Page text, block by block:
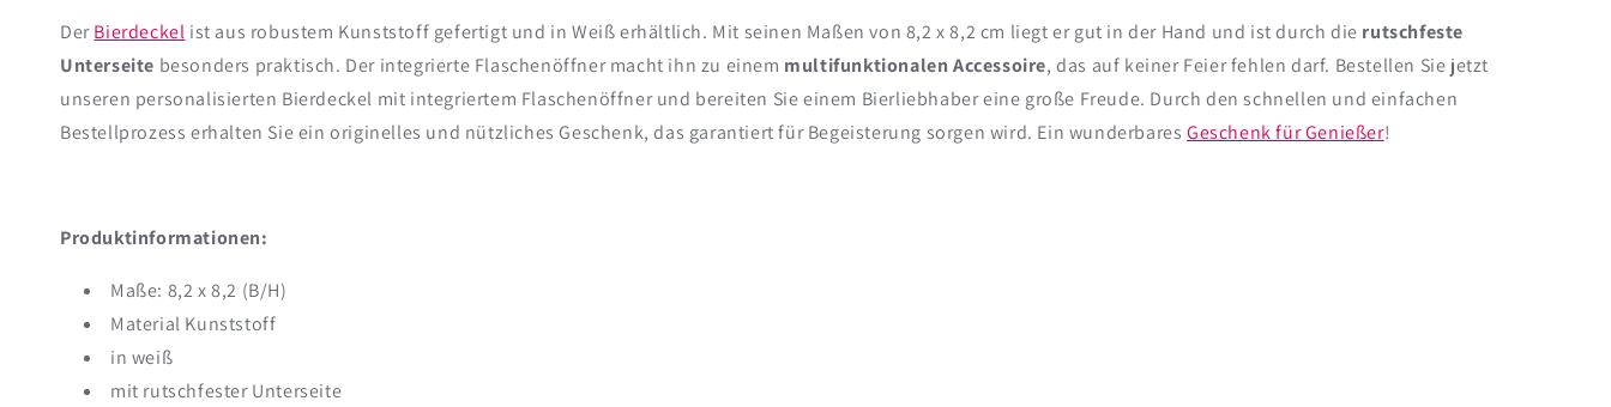
DerBierdeckel ist aus robustem Kunststoff gefertigt und in Weiß erhältlich. Mit seinen Maßen von 8,2 x 8,2 cm liegt er gut in der Hand und ist durch die rutschfeste
Unterseite besonders praktisch. Der integrierte Flaschenöffner macht ihn zu einem multifunktionalen Accessoire, das auf keiner Feier fehlen darf. Bestellen Sie jetzt
unseren personalisierten Bierdeckel mit integriertem Flaschenöffner und bereiten Sie einem Bierliebhaber eine große Freude. Durch den schnellen und einfachen
Bestellprozess erhalten Sie ein originelles und nützliches Geschenk, das garantiert für Begeisterung sorgen wird. Ein wunderbares Geschenk für Genießer!
Produktinformationen:
Maße: 8,2 x 8,2 (B/H)
Material Kunststoff
in weiß
mit rutschfester Unterseite